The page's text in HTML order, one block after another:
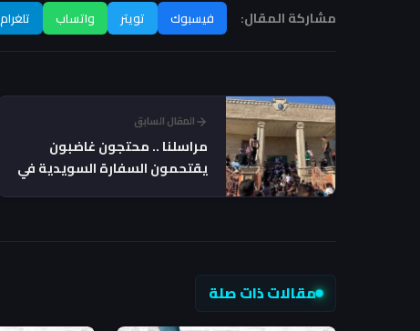
مشاركة المقال: فيسبوك تويتر واتساب تلغرام
المقال السابق
مراسلنا .. محتجون غاضبون
يقتحمون السفارة السويدية في
مقالات ذات صلة